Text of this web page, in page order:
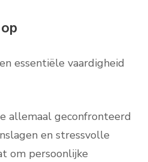
essentiële vaardigheid
allemaal geconfronteerd
en stressvolle
om persoonlijke